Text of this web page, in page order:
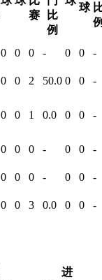
赛
比
例
球
0 0 0 - 0 0 -
0 0 2 50.0 0 0 -
0 0 1 0.0 0 0 -
0 0 0 - 0 0 -
0 0 0 - 0 0 -
0 0 3 0.0 0 0 -
进